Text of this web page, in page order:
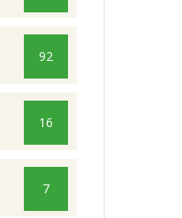
92
16
7